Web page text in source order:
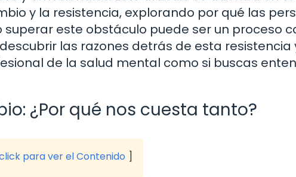
y la resistencia, explorando por qué las
este obstáculo puede ser un proceso
las razones detrás de esta resistencia
de la salud mental como si buscas
¿Por qué nos cuesta tanto?
para ver el Contenido